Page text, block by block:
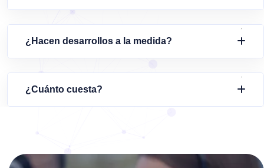
¿Hacen desarrollos a la medida?
¿Cuánto cuesta?